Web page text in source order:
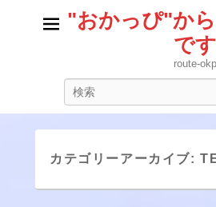
"おかっぴ"か
です
route-okp
カテゴリーアーカイブ: